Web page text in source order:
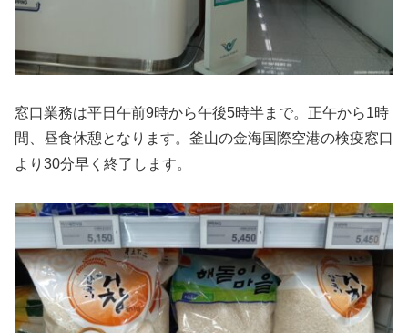
窓口業務は平日午前9時から午後5時半まで。正午から1時
間、昼食休憩となります。釜山の金海国際空港の検疫窓口
より30分早く終了します。